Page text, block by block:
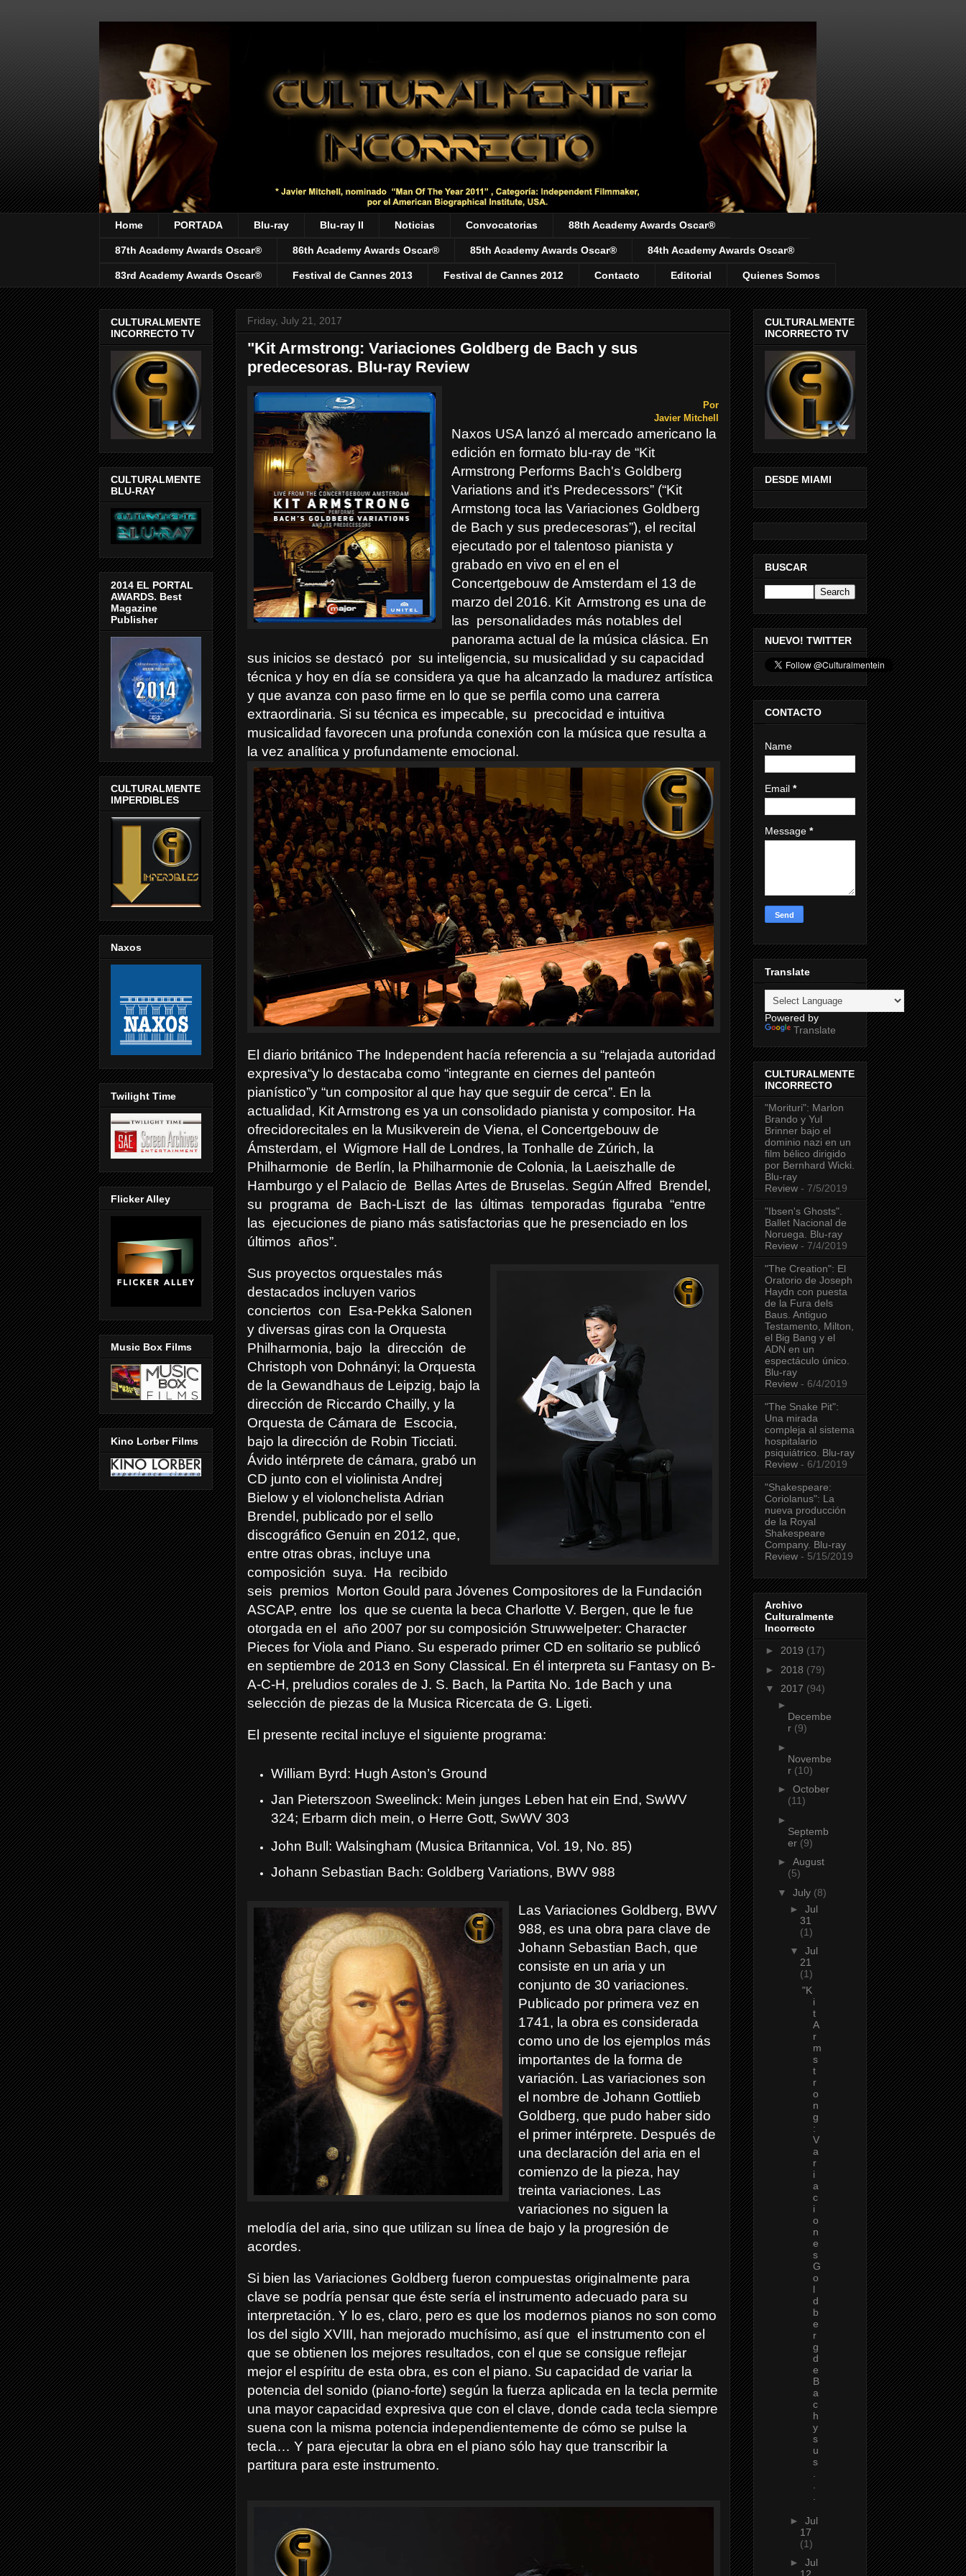
Home PORTADA Blu-ray Blu-ray II Noticias Convocatorias 88th Academy Awards Oscar®
87th Academy Awards Oscar® 86th Academy Awards Oscar® 85th Academy Awards Oscar® 84th Academy Awards Oscar®
83rd Academy Awards Oscar® Festival de Cannes 2013 Festival de Cannes 2012 Contacto Editorial Quienes Somos
Friday, July 21, 2017
"Kit Armstrong: Variaciones Goldberg de Bach y sus
predecesoras. Blu-ray Review
Por
Javier Mitchell
Naxos USA lanzó al mercado americano la
edición en formato blu-ray de “Kit
Armstrong Performs Bach's Goldberg
Variations and it's Predecessors” (“Kit
Armstong toca las Variaciones Goldberg
de Bach y sus predecesoras”), el recital
ejecutado por el talentoso pianista y
grabado en vivo en el en el
Concertgebouw de Amsterdam el 13 de
marzo del 2016. Kit Armstrong es una de
las personalidades más notables del
panorama actual de la música clásica. En
sus inicios se destacó por su inteligencia, su musicalidad y su capacidad
técnica y hoy en día se considera ya que ha alcanzado la madurez artística
y que avanza con paso firme en lo que se perfila como una carrera
extraordinaria. Si su técnica es impecable, su precocidad e intuitiva
musicalidad favorecen una profunda conexión con la música que resulta a
la vez analítica y profundamente emocional.
El diario británico The Independent hacía referencia a su “relajada autoridad
expresiva“y lo destacaba como “integrante en ciernes del panteón
pianístico”y “un compositor al que hay que seguir de cerca”. En la
actualidad, Kit Armstrong es ya un consolidado pianista y compositor. Ha
ofrecidorecitales en la Musikverein de Viena, el Concertgebouw de
Ámsterdam, el
Wigmore Hall de Londres, la Tonhalle de Zúrich, la
Philharmonie de Berlín, la Philharmonie de Colonia, la Laeiszhalle de
Hamburgo y el Palacio de Bellas Artes de Bruselas. Según Alfred
Brendel,
su programa de Bach-Liszt de las últimas temporadas figuraba “entre
las ejecuciones de piano más satisfactorias que he presenciado en los
últimos años”.
Sus proyectos orquestales más
destacados incluyen varios
conciertos con Esa-Pekka Salonen
y diversas giras con la Orquesta
Philharmonia, bajo
la dirección de
Christoph von Dohnányi; la Orquesta
de la Gewandhaus de Leipzig, bajo la
dirección de Riccardo Chailly, y la
Orquesta de Cámara de Escocia,
bajo la dirección de Robin Ticciati.
Ávido intérprete de cámara, grabó un
CD junto con el violinista Andrej
Bielow y el violonchelista Adrian
Brendel, publicado por el sello
discográfico Genuin en 2012, que,
entre otras obras, incluye una
composición suya. Ha recibido
seis premios Morton Gould para Jóvenes Compositores de la Fundación
ASCAP, entre
los que se cuenta la beca Charlotte V. Bergen, que le fue
otorgada en el
año 2007 por su composición Struwwelpeter: Character
Pieces for Viola and Piano. Su esperado primer CD en solitario se publicó
en septiembre de 2013 en Sony Classical. En él interpreta su Fantasy on B-
A-C-H, preludios corales de J. S. Bach, la Partita No. 1de Bach y una
selección de piezas de la Musica Ricercata de G. Ligeti.
El presente recital incluye el siguiente programa:
William Byrd: Hugh Aston’s Ground
Jan Pieterszoon Sweelinck: Mein junges Leben hat ein End, SwWV
324; Erbarm dich mein, o Herre Gott, SwWV 303
John Bull: Walsingham (Musica Britannica, Vol. 19, No. 85)
Johann Sebastian Bach: Goldberg Variations, BWV 988
Las Variaciones Goldberg, BWV
988, es una obra para clave de
Johann Sebastian Bach, que
consiste en un aria y un
conjunto de 30 variaciones.
Publicado por primera vez en
1741, la obra es considerada
como uno de los ejemplos más
importantes de la forma de
variación. Las variaciones son
el nombre de Johann Gottlieb
Goldberg, que pudo haber sido
el primer intérprete. Después de
una declaración del aria en el
comienzo de la pieza, hay
treinta variaciones. Las
variaciones no siguen la
melodía del aria, sino que utilizan su línea de bajo y la progresión de
acordes.
Si bien las Variaciones Goldberg fueron compuestas originalmente para
clave se podría pensar que éste sería el instrumento adecuado para su
interpretación. Y lo es, claro, pero es que los modernos pianos no son como
los del siglo XVIII, han mejorado muchísimo, así que el instrumento con el
que se obtienen los mejores resultados, con el que se consigue reflejar
mejor el espíritu de esta obra, es con el piano. Su capacidad de variar la
potencia del sonido (piano-forte) según la fuerza aplicada en la tecla permite
una mayor capacidad expresiva que con el clave, donde cada tecla siempre
suena con la misma potencia independientemente de cómo se pulse la
tecla… Y para ejecutar la obra en el piano sólo hay que transcribir la
partitura para este instrumento.
CULTURALMENTE
INCORRECTO TV
CULTURALMENTE
BLU-RAY
2014 EL PORTAL
AWARDS. Best
Magazine
Publisher
CULTURALMENTE
IMPERDIBLES
Naxos
Twilight Time
Flicker Alley
Music Box Films
Kino Lorber Films
CULTURALMENTE
INCORRECTO TV
DESDE MIAMI
BUSCAR
NUEVO! TWITTER
CONTACTO
Name
Email *
Message *
Translate
Powered by
Translate
CULTURALMENTE
INCORRECTO
"Morituri": Marlon
Brando y Yul
Brinner bajo el
dominio nazi en un
film bélico dirigido
por Bernhard Wicki.
Blu-ray
Review - 7/5/2019
"Ibsen's Ghosts".
Ballet Nacional de
Noruega. Blu-ray
Review - 7/4/2019
"The Creation": El
Oratorio de Joseph
Haydn con puesta
de la Fura dels
Baus. Antiguo
Testamento, Milton,
el Big Bang y el
ADN en un
espectáculo único.
Blu-ray
Review - 6/4/2019
"The Snake Pit":
Una mirada
compleja al sistema
hospitalario
psiquiátrico. Blu-ray
Review - 6/1/2019
"Shakespeare:
Coriolanus": La
nueva producción
de la Royal
Shakespeare
Company. Blu-ray
Review - 5/15/2019
Archivo
Culturalmente
Incorrecto
► 2019 (17)
► 2018 (79)
▼ 2017 (94)
►
Decembe
r (9)
►
Novembe
r (10)
► October
(11)
►
Septemb
er (9)
► August
(5)
▼ July (8)
► Jul
31
(1)
▼ Jul
21
(1)
"K
i
t
A
r
m
s
t
r
o
n
g
:
V
a
r
i
a
c
i
o
n
e
s
G
o
l
d
b
e
r
g
d
e
B
a
c
h
y
s
u
s
.
.
.
► Jul
17
(1)
► Jul